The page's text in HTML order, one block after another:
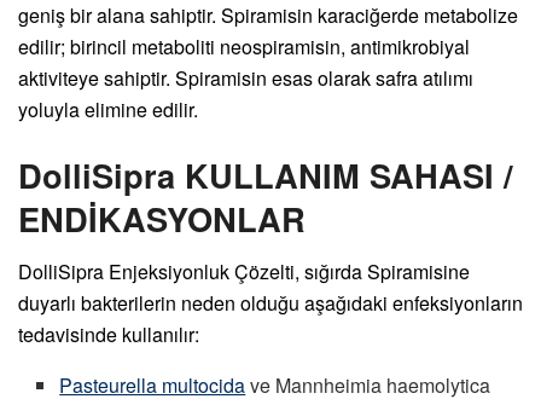
geniş bir alana sahiptir. Spiramisin karaciğerde metabolize
edilir; birincil metaboliti neospiramisin, antimikrobiyal
aktiviteye sahiptir. Spiramisin esas olarak safra atılımı
yoluyla elimine edilir.
DolliSipra KULLANIM SAHASI /
ENDİKASYONLAR
DolliSipra Enjeksiyonluk Çözelti, sığırda Spiramisine
duyarlı bakterilerin neden olduğu aşağıdaki enfeksiyonların
tedavisinde kullanılır:
Pasteurella multocidave Mannheimia haemolytica